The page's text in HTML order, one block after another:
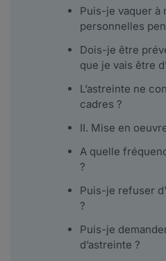
Puis-je vaquer à
personnelles
Dois-je être
que je vais être
L’astreinte ne
cadres ?
II. Mise en
A quelle
?
Puis-je refuser
?
Puis-je
d’astreinte ?